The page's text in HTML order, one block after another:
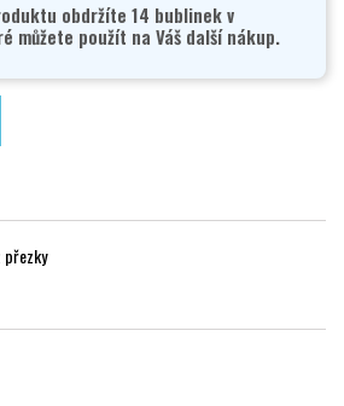
obdržíte 14 bublinek v
můžete použít na Váš další nákup.
přezky